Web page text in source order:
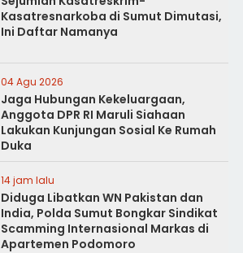
Kasatresnarkoba di Sumut Dimutasi,
Ini Daftar Namanya
04 Agu 2026
Jaga Hubungan Kekeluargaan,
Anggota DPR RI Maruli Siahaan
Lakukan Kunjungan Sosial Ke Rumah
Duka
14 jam lalu
Diduga Libatkan WN Pakistan dan
India, Polda Sumut Bongkar Sindikat
Scamming Internasional Markas di
Apartemen Podomoro